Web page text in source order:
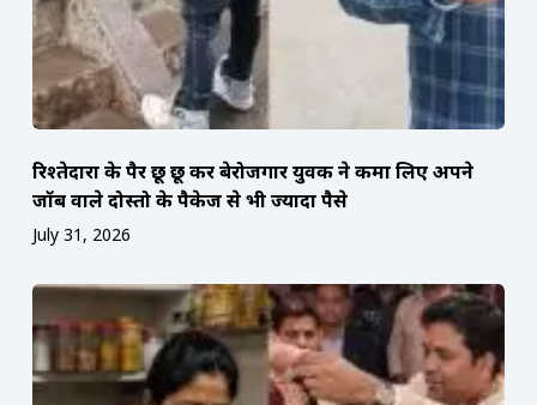
रिश्तेदारों के पैर छू छू कर बेरोजगार युवक ने कमा लिए अपने
जॉब वाले दोस्तो के पैकेज से भी ज्यादा पैसे
July 31, 2026